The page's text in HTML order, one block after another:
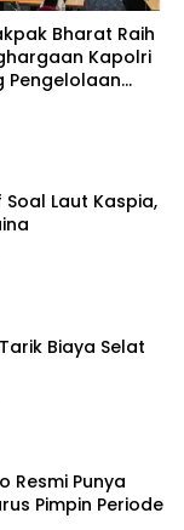
Bharat Raih
Kapolri
Pengelolaan
Soal Laut Kaspia,
Biaya Selat
Resmi Punya
Pimpin Periode